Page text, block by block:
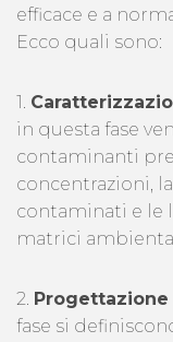
efficace e a
Ecco quali sono:
1.
in questa fase
contaminanti
concentrazioni,
contaminati e le
matrici
2.
fase si